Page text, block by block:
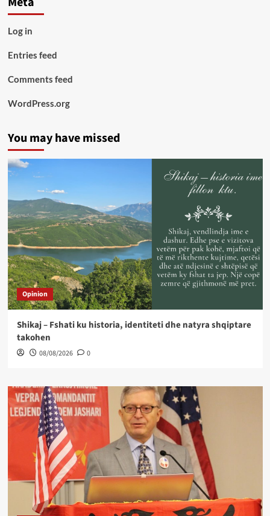
Log in
Entries feed
Comments feed
WordPress.org
You may have missed
Opinion
Shikaj – Fshati ku historia, identiteti dhe natyra shqiptare
takohen
08/08/2026 0